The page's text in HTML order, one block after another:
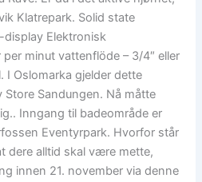
Klatrepark. Solid state
display Elektronisk
minut vattenflöde – 3/4″ eller
I Oslomarka gjelder dette
Store Sandungen. Nå måtte
Inngang til badeområde er
Eventyrpark. Hvorfor står
dere alltid skal være mette,
innen 21. november via denne